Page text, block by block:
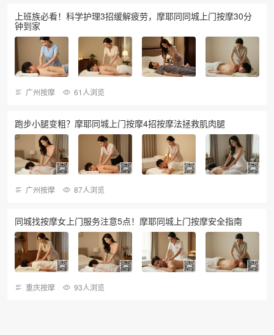
上班族必看！科学护理3招缓解疲劳，摩耶同同城上门按摩30分
钟到家
广州按摩 61人浏览
跑步小腿变粗？摩耶同城上门按摩4招按摩法拯救肌肉腿
广州按摩 87人浏览
同城找按摩女上门服务注意5点！摩耶同城上门按摩安全指南
重庆按摩 93人浏览